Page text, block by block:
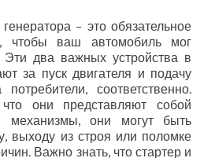
– это обязательное
чтобы ваш автомобиль мог
Эти два важных устройства в
за пуск двигателя и подачу
потребители, соответственно.
они представляют собой
механизмы, они могут быть
выходу из строя или поломке
Важно знать, что стартер и